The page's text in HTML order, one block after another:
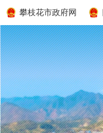
攀枝花市政府网